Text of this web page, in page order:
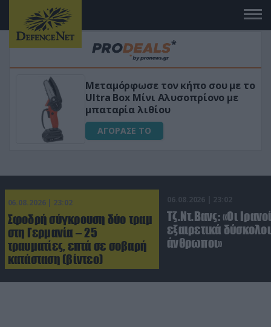
«Μαγική» φόρμουλα τριβόλι + VIP
για αύξηση της λίμπιντο
ΑΓΟΡΑΣΕ ΤΟ
06.08.2026 | 23:02
Σφοδρή σύγκρουση δύο τραμ
στη Γερμανία – 25
τραυματίες, επτά σε σοβαρή
κατάσταση (βίντεο)
06.08.2026 | 23:02
Τζ.Ντ.Βανς: «Οι
εξαιρετικά δύσκολοι
άνθρωποι»